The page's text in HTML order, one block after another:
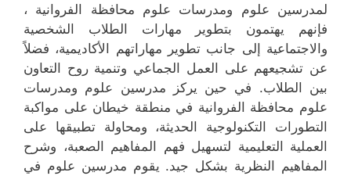
لمدرسين علوم ومدرسات علوم محافظة الفروانية ،
فإنهم يهتمون بتطوير مهارات الطلاب الشخصية
والاجتماعية إلى جانب تطوير مهاراتهم الأكاديمية، فضلاً
عن تشجيعهم على العمل الجماعي وتنمية روح التعاون
بين الطلاب. في حين يركز مدرسين علوم ومدرسات
علوم محافظة الفروانية في منطقة خيطان على مواكبة
التطورات التكنولوجية الحديثة، ومحاولة تطبيقها على
العملية التعليمية لتسهيل فهم المفاهيم الصعبة، وشرح
المفاهيم النظرية بشكل جيد. يقوم مدرسين علوم في